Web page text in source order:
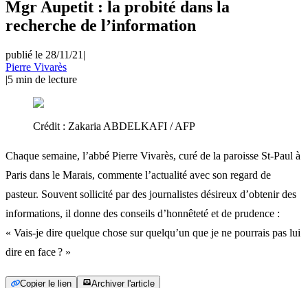
Mgr Aupetit : la probité dans la
recherche de l’information
publié le 28/11/21 |
Pierre Vivarès
|5 min de lecture
Crédit : Zakaria ABDELKAFI / AFP
Chaque semaine, l’abbé Pierre Vivarès, curé de la paroisse St-Paul à
Paris dans le Marais, commente l’actualité avec son regard de
pasteur. Souvent sollicité par des journalistes désireux d’obtenir des
informations, il donne des conseils d’honnêteté et de prudence :
« Vais-je dire quelque chose sur quelqu’un que je ne pourrais pas lui
dire en face ? »
Copier le lien Archiver l'article